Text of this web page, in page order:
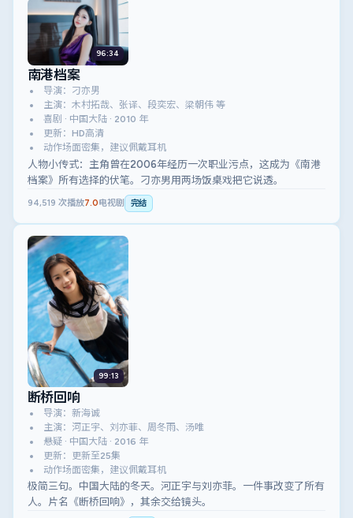
96:34
南港档案
导演：刁亦男
主演：木村拓哉、张译、段奕宏、梁朝伟 等
喜剧 · 中国大陆 · 2010 年
更新：HD高清
动作场面密集，建议佩戴耳机
人物小传式：主角曾在2006年经历一次职业污点，这成为《南港
档案》所有选择的伏笔。刁亦男用两场饭桌戏把它说透。
94,519 次播放7.0电视剧 完结
99:13
断桥回响
导演：新海诚
主演：河正宇、刘亦菲、周冬雨、汤唯
悬疑 · 中国大陆 · 2016 年
更新：更新至25集
动作场面密集，建议佩戴耳机
极简三句。中国大陆的冬天。河正宇与刘亦菲。一件事改变了所有
人。片名《断桥回响》，其余交给镜头。